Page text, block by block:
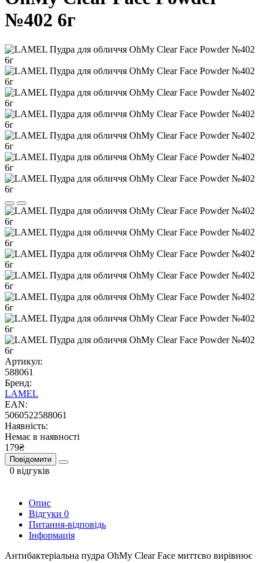
№402 6г
Артикул:
588061
Бренд:
LAMEL
EAN:
5060522588061
Наявність:
Немає в наявності
179₴
Повідомити
0 відгуків
Опис
Відгуки 0
Питання-відповідь
Інформація
Антибактеріальна пудра OhMy Clear Face миттєво вирівнює